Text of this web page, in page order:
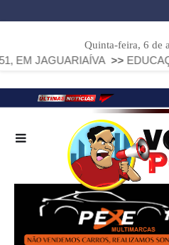
Quinta-feira, 6 de
>> EDUCAÇÃO